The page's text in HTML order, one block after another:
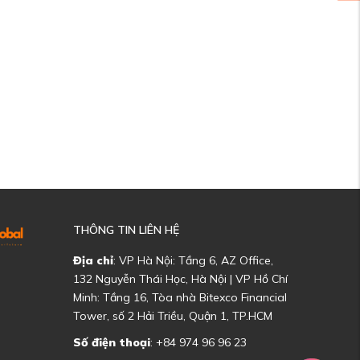
THÔNG TIN LIÊN HỆ
Địa chỉ: VP Hà Nội: Tầng 6, AZ Office,
132 Nguyễn Thái Học, Hà Nội | VP Hồ Chí
Minh: Tầng 16, Tòa nhà Bitexco Financial
Tower, số 2 Hải Triều, Quận 1, TP.HCM
Số điện thoại: +84 974 96 96 23